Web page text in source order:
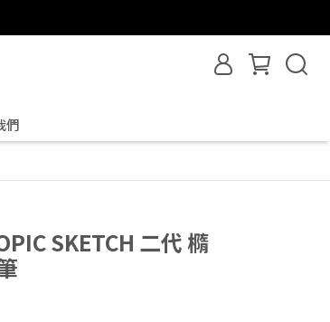
們
SKETCH 二代 橢